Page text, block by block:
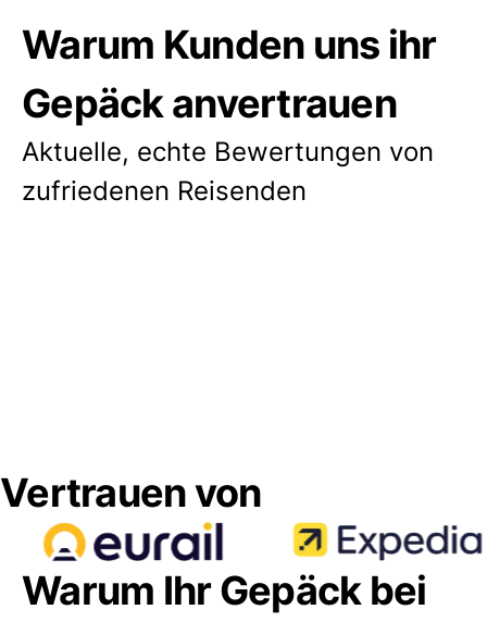
Warum Kunden uns ihr
Gepäck anvertrauen
Aktuelle, echte Bewertungen von
zufriedenen Reisenden
Vertrauen von
Warum Ihr Gepäck bei